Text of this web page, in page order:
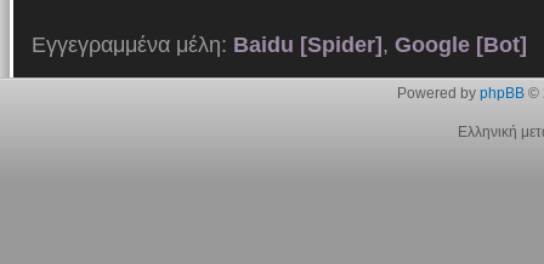
Εγγεγραμμένα μέλη: Baidu [Spider], Google [Bot]
Powered by phpBB©
Ελληνική